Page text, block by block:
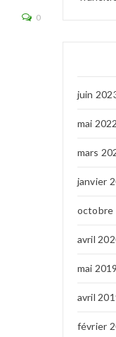
0
juin
mai 2022
mars
janvier
octobre
avril
mai 2019
avril
février